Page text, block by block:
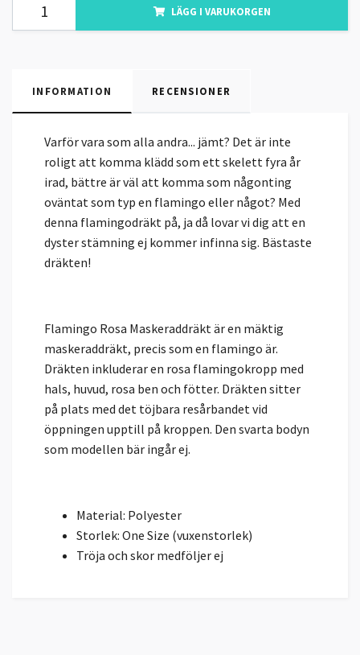
LÄGG I VARUKORGEN
INFORMATION RECENSIONER
Varför vara som alla andra... jämt? Det är inte
roligt att komma klädd som ett skelett fyra år
irad, bättre är väl att komma som någonting
oväntat som typ en flamingo eller något? Med
denna flamingodräkt på, ja då lovar vi dig att en
dyster stämning ej kommer infinna sig. Bästaste
dräkten!
Flamingo Rosa Maskeraddräkt är en mäktig
maskeraddräkt, precis som en flamingo är.
Dräkten inkluderar en rosa flamingokropp med
hals, huvud, rosa ben och fötter. Dräkten sitter
på plats med det töjbara resårbandet vid
öppningen upptill på kroppen. Den svarta bodyn
som modellen bär ingår ej.
Material: Polyester
Storlek: One Size (vuxenstorlek)
Tröja och skor medföljer ej